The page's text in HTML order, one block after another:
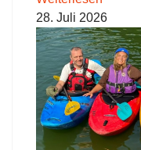
28. Juli 2026